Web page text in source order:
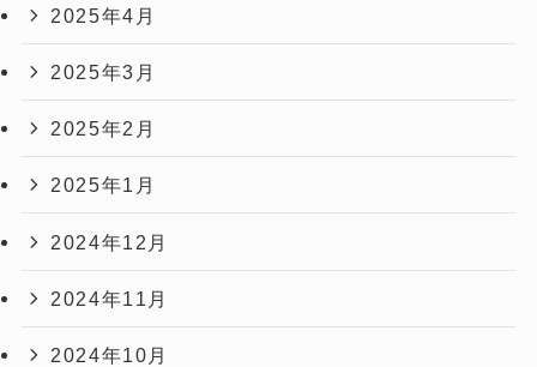
2025年4月
2025年3月
2025年2月
2025年1月
2024年12月
2024年11月
2024年10月